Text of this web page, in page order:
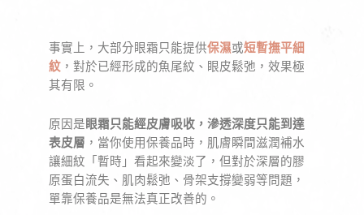
事實上，大部分眼霜只能提供保濕或短暫撫平細
紋 ，對於已經形成的魚尾紋、眼皮鬆弛，效果極
其有限。
原因是眼霜只能經皮膚吸收，滲透深度只能到達
表皮層 ，當你使用保養品時，肌膚瞬間滋潤補水
讓細紋「暫時」看起來變淡了，但對於深層的膠
原蛋白流失、肌肉鬆弛、骨架支撐變弱等問題，
單靠保養品是無法真正改善的。